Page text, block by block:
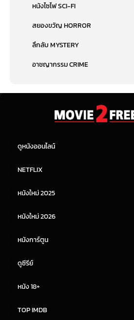
หนังไซไฟ SCI-FI
สยองขวัญ HORROR
ลึกลับ MYSTERY
อาชญากรรม CRIME
ดูหนังออนไลน์
หนังจีน
NETFLIX
หนังใหม่ 2025
หนังใหม่ 2026
หนังการ์ตูน
ดูซีรีย์
หนัง 18+
TOP IMDB